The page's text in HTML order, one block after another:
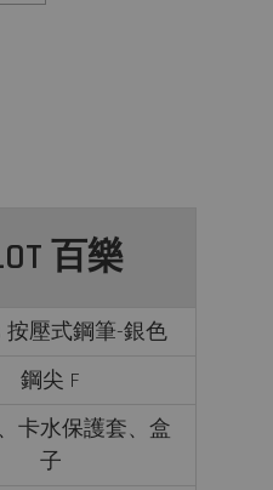
百樂
按壓式鋼筆-銀色
鋼尖 F
卡水保護套、盒
子